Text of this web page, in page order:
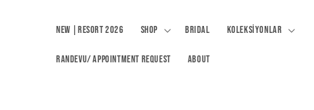
NEW |RESORT 2026 Shop BRIDAL Koleksiyonlar
RANDEVU/ APPOINTMENT REQUEST About